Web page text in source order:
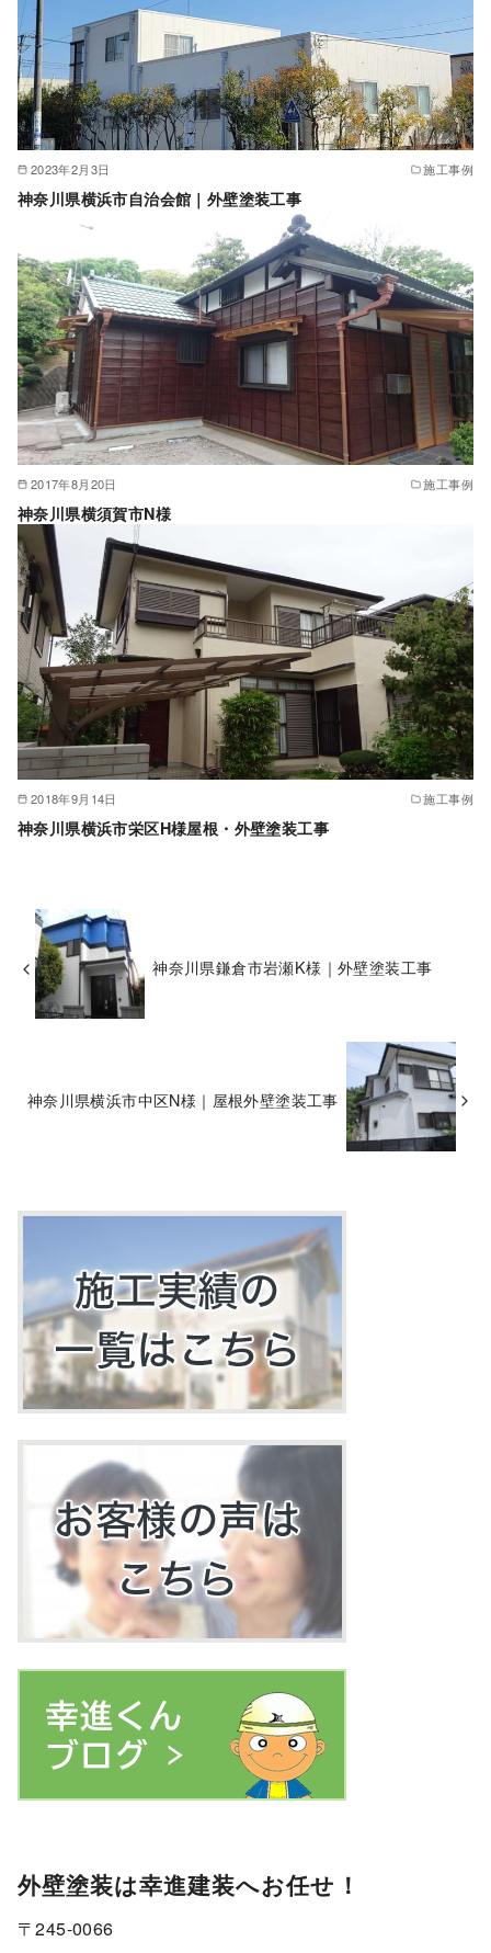
2023年2月3日 施工事例
神奈川県横浜市自治会館｜外壁塗装工事
2017年8月20日 施工事例
神奈川県横須賀市N様
2018年9月14日 施工事例
神奈川県横浜市栄区H様屋根・外壁塗装工事
神奈川県鎌倉市岩瀬K様｜外壁塗装工事
神奈川県横浜市中区N様｜屋根外壁塗装工事
外壁塗装は幸進建装へお任せ！
〒245-0066